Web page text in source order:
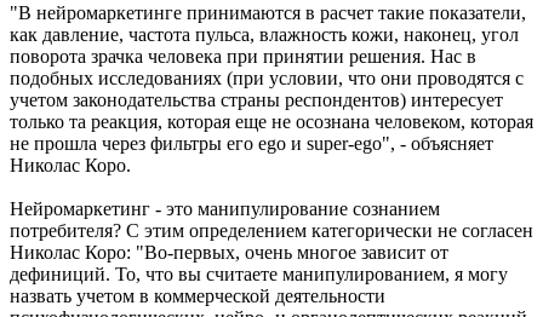
"В нейромаркетинге принимаются в расчет такие показатели,
как давление, частота пульса, влажность кожи, наконец, угол
поворота зрачка человека при принятии решения. Нас в
подобных исследованиях (при условии, что они проводятся с
учетом законодательства страны респондентов) интересует
только та реакция, которая еще не осознана человеком, которая
не прошла через фильтры его ego и super-ego", - объясняет
Николас Коро.
Нейромаркетинг - это манипулирование сознанием
потребителя? С этим определением категорически не согласен
Николас Коро: "Во-первых, очень многое зависит от
дефиниций. То, что вы считаете манипулированием, я могу
назвать учетом в коммерческой деятельности